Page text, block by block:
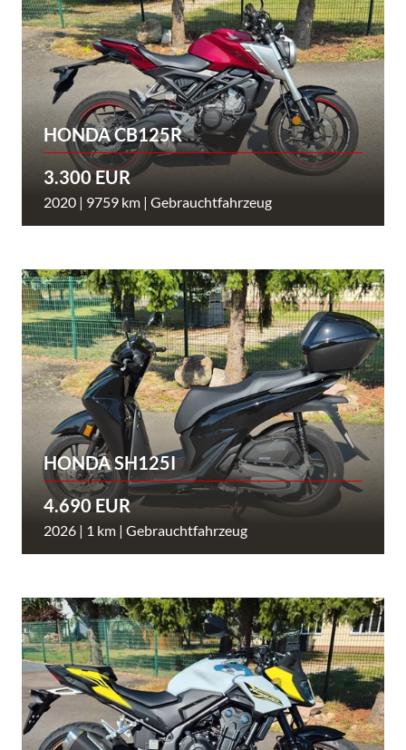
HONDA CB125R
3.300 EUR
2020 | 9759 km | Gebrauchtfahrzeug
HONDA SH125I
4.690 EUR
2026 | 1 km | Gebrauchtfahrzeug